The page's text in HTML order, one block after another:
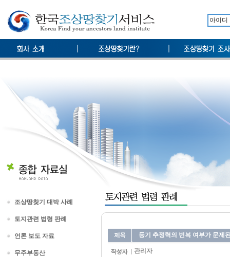
조상땅찾기 대박 사례
토지관련 법령 판례
언론 보도 자료
무주부동산
등기 추정력의 번복 여부가 문제
관리자